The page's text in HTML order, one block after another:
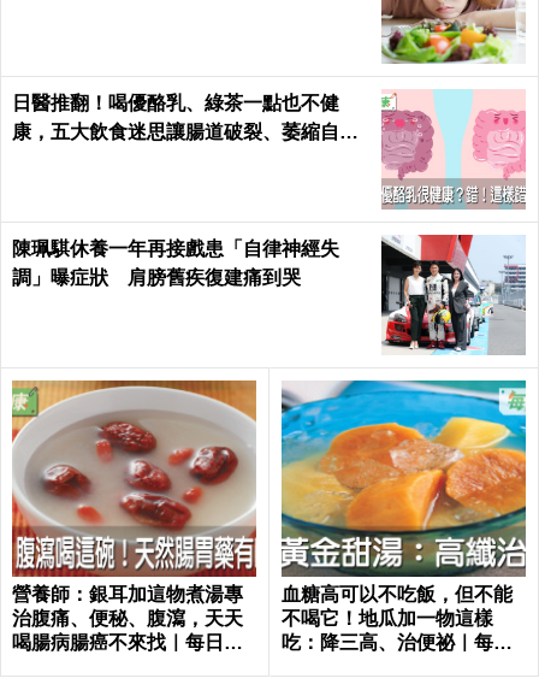
日醫推翻！喝優酪乳、綠茶一點也不健
康，五大飲食迷思讓腸道破裂、萎縮自盡
陳珮騏休養一年再接戲患「自律神經失
調」曝症狀 肩膀舊疾復建痛到哭
營養師：銀耳加這物煮湯專
治腹痛、便秘、腹瀉，天天
喝腸病腸癌不來找｜每日健
血糖高可以不吃飯，但不能
不喝它！地瓜加一物這樣
吃：降三高、治便祕｜每日